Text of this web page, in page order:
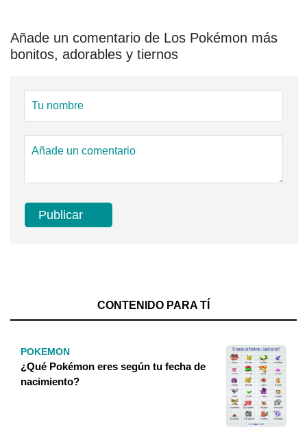
Añade un comentario de Los Pokémon más
bonitos, adorables y tiernos
CONTENIDO PARA TÍ
POKEMON
¿Qué Pokémon eres según tu fecha de
nacimiento?